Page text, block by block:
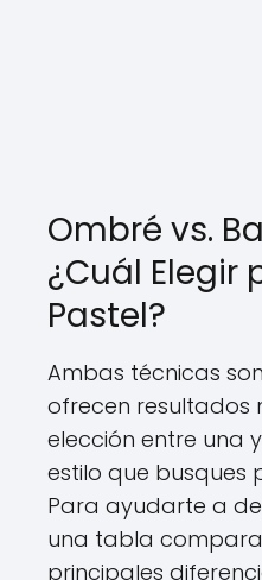
Ombré vs.
¿Cuál Elegir
Pastel?
Ambas técnicas
ofrecen resultados
elección entre una
estilo que busques
Para ayudarte a
una tabla
principales